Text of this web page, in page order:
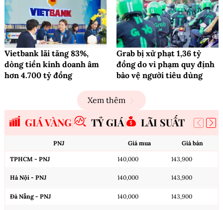
Vietbank lãi tăng 83%,
dòng tiền kinh doanh âm
hơn 4.700 tỷ đồng
Grab bị xử phạt 1,36 tỷ
đồng do vi phạm quy định
bảo vệ người tiêu dùng
Xem thêm
GIÁ VÀNG TỶ GIÁ LÃI SUẤT
PNJ Giá mua Giá bán
TPHCM - PNJ 140,000 143,900
Hà Nội - PNJ 140,000 143,900
Đà Nẵng - PNJ 140,000 143,900